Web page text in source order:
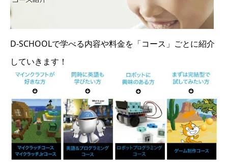
D-SCHOOLで学べる内容や料金を「コース」ごとに紹介
していきます！